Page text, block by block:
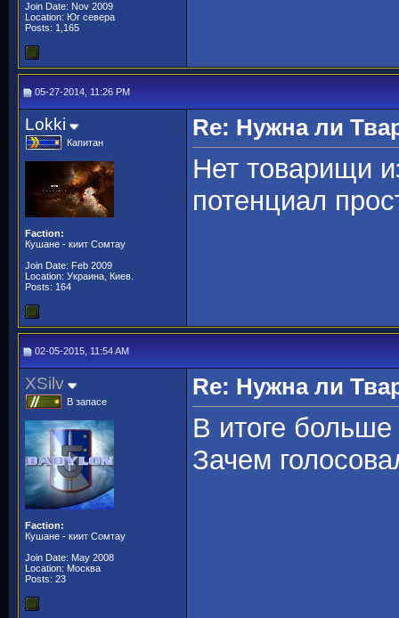
Join Date: Nov 2009
Location: Юг севера
Posts: 1,165
05-27-2014, 11:26 PM
Lokki
Капитан
Faction:
Кушане - киит Сомтау
Join Date: Feb 2009
Location: Украина, Киев.
Posts: 164
Re: Нужна ли
Нет товарищи
потенциал
02-05-2015, 11:54 AM
XSilv
В запасе
Faction:
Кушане - киит Сомтау
Join Date: May 2008
Location: Москва
Posts: 23
Re: Нужна ли
В итоге больше
Зачем